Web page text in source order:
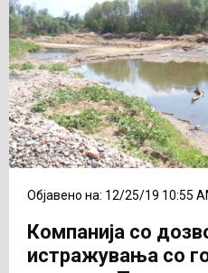
Објавено на: 12/25/19 10:55
Компанија со
истражувања со